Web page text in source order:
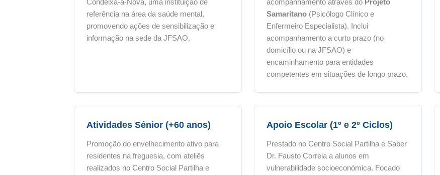
Condeixa-a-Nova, uma instituição de
referência na área da saúde mental,
promovendo ações de sensibilização e
informação na sede da JFSAO.
acompanhamento através do Projeto
Samaritano (Psicólogo Clínico e
Enfermeiro Especialista). Inclui
acompanhamento a curto prazo (no
domicílio ou na JFSAO) e
encaminhamento para entidades
competentes em situações de longo prazo.
Atividades Sénior (+60 anos)
Promoção do envelhecimento ativo para
residentes na freguesia, com ateliês
realizados no Centro Social Partilha e
Apoio Escolar (1º e 2º Ciclos)
Prestado no Centro Social Partilha e Saber
Dr. Fausto Correia a alunos em
vulnerabilidade socioeconómica. Focado